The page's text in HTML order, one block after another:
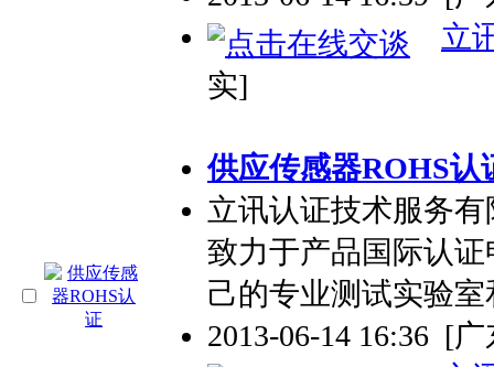
立
实]
供应传感器ROHS认
立讯认证技术服务
致力于产品国际认
己的专业测试实验
2013-06-14 16:36 [广